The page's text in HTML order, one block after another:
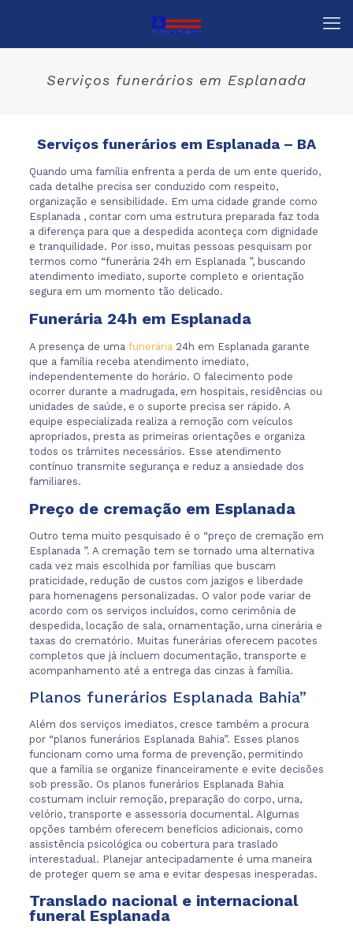
Serviços funerários em Esplanada
Serviços funerários em Esplanada – BA
Quando uma família enfrenta a perda de um ente querido,
cada detalhe precisa ser conduzido com respeito,
organização e sensibilidade. Em uma cidade grande como
Esplanada , contar com uma estrutura preparada faz toda
a diferença para que a despedida aconteça com dignidade
e tranquilidade. Por isso, muitas pessoas pesquisam por
termos como “funerária 24h em Esplanada ”, buscando
atendimento imediato, suporte completo e orientação
segura em um momento tão delicado.
Funerária 24h em Esplanada
A presença de uma funerária24h em Esplanada garante
que a família receba atendimento imediato,
independentemente do horário. O falecimento pode
ocorrer durante a madrugada, em hospitais, residências ou
unidades de saúde, e o suporte precisa ser rápido. A
equipe especializada realiza a remoção com veículos
apropriados, presta as primeiras orientações e organiza
todos os trâmites necessários. Esse atendimento
contínuo transmite segurança e reduz a ansiedade dos
familiares.
Preço de cremação em Esplanada
Outro tema muito pesquisado é o “preço de cremação em
Esplanada ”. A cremação tem se tornado uma alternativa
cada vez mais escolhida por famílias que buscam
praticidade, redução de custos com jazigos e liberdade
para homenagens personalizadas. O valor pode variar de
acordo com os serviços incluídos, como cerimônia de
despedida, locação de sala, ornamentação, urna cinerária e
taxas do crematório. Muitas funerárias oferecem pacotes
completos que já incluem documentação, transporte e
acompanhamento até a entrega das cinzas à família.
Planos funerários Esplanada Bahia”
Além dos serviços imediatos, cresce também a procura
por “planos funerários Esplanada Bahia”. Esses planos
funcionam como uma forma de prevenção, permitindo
que a família se organize financeiramente e evite decisões
sob pressão. Os planos funerários Esplanada Bahia
costumam incluir remoção, preparação do corpo, urna,
velório, transporte e assessoria documental. Algumas
opções também oferecem benefícios adicionais, como
assistência psicológica ou cobertura para traslado
interestadual. Planejar antecipadamente é uma maneira
de proteger quem se ama e evitar despesas inesperadas.
Translado nacional e internacional
funeral Esplanada